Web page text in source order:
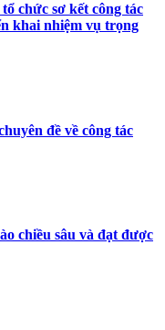
chức sơ kết công tác
khai nhiệm vụ trọng
đề về công tác
chiều sâu và đạt được